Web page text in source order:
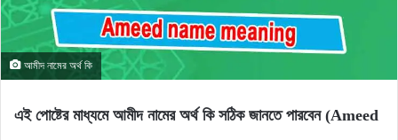
আমীদ নামের অর্থ কি
এই পোষ্টের মাধ্যমে আমীদ নামের অর্থ কি সঠিক জানতে পারবেন (Ameed